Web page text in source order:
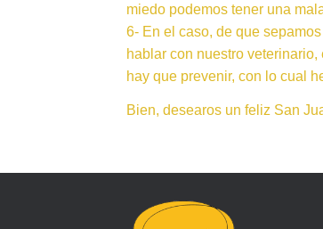
miedo podemos tener una
6- En el caso, de que
hablar con nuestro
hay que prevenir, con lo cual
Bien, desearos un feliz San